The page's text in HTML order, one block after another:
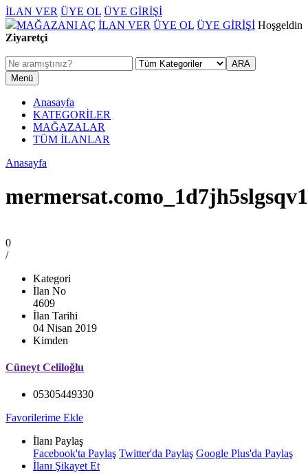
İLAN VER ÜYE OL ÜYE GİRİŞİ
MAĞAZANI AÇ İLAN VER ÜYE OL ÜYE GİRİŞİ Hoşgeldin
Ziyaretçi
Menü
Anasayfa
KATEGORİLER
MAĞAZALAR
TÜM İLANLAR
Anasayfa
0
/
Kategori
İlan No
4609
İlan Tarihi
04 Nisan 2019
Kimden
Cüneyt Celiloğlu
05305449330
Favorilerime Ekle
İlanı Paylaş
Facebook'ta Paylaş Twitter'da Paylaş Google Plus'da Paylaş
İlanı Şikayet Et